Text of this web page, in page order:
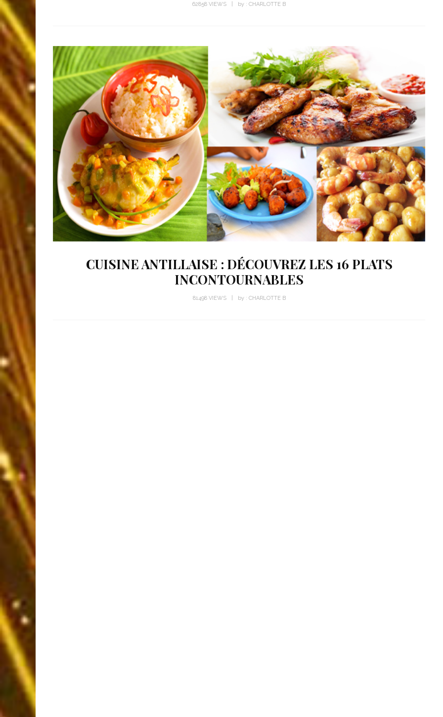
62858 VIEWS by : CHARLOTTE B
CUISINE ANTILLAISE : DÉCOUVREZ LES 16 PLATS
INCONTOURNABLES
81498 VIEWS by : CHARLOTTE B